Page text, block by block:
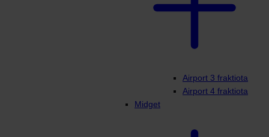
Airport 3 fraktiota
Airport 4 fraktiota
Midget